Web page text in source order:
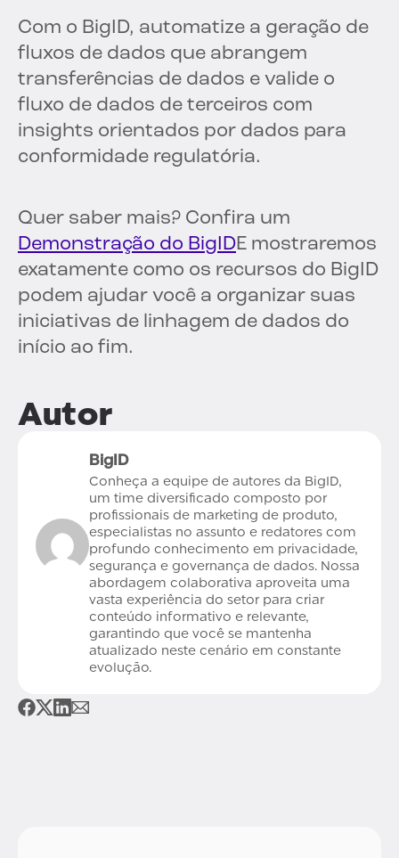
Com o BigID, automatize a geração de
fluxos de dados que abrangem
transferências de dados e valide o
fluxo de dados de terceiros com
insights orientados por dados para
conformidade regulatória.
Quer saber mais? Confira um
Demonstração do BigIDE mostraremos
exatamente como os recursos do BigID
podem ajudar você a organizar suas
iniciativas de linhagem de dados do
início ao fim.
Autor
BigID
Conheça a equipe de autores da BigID,
um time diversificado composto por
profissionais de marketing de produto,
especialistas no assunto e redatores com
profundo conhecimento em privacidade,
segurança e governança de dados. Nossa
abordagem colaborativa aproveita uma
vasta experiência do setor para criar
conteúdo informativo e relevante,
garantindo que você se mantenha
atualizado neste cenário em constante
evolução.